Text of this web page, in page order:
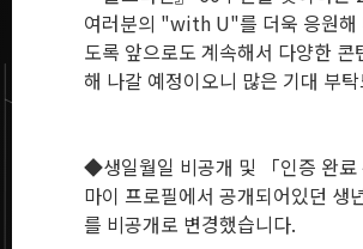
여러분의 "with U"를 더욱 응원해
도록 앞으로도 계속해서 다양한 콘
해 나갈 예정이오니 많은 기대 부
◆생일월일 비공개 및 「인증 완료
마이 프로필에서 공개되어있던 생
를 비공개로 변경했습니다.